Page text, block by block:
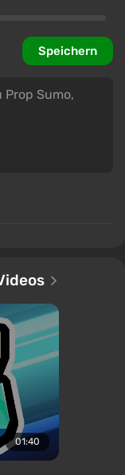
Speichern
01:40